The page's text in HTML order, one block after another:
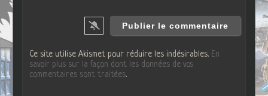
Ce site utilise Akismet pour réduire les indésirables. En
savoir plus sur la façon dont les données de vos
commentaires sont traitées.